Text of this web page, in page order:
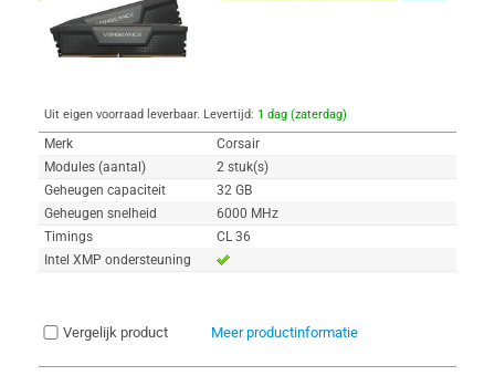
Uit eigen voorraad leverbaar. Levertijd: 1 dag (zaterdag)
Merk
Corsair
Modules (aantal)
2 stuk(s)
Geheugen capaciteit
32 GB
Geheugen snelheid
6000 MHz
Timings
CL 36
Intel XMP ondersteuning
Vergelijk product Meer productinformatie